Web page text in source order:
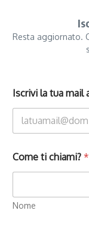
Resta aggiornato.
Iscrivi la tua mail
Come ti chiami? *
Nome